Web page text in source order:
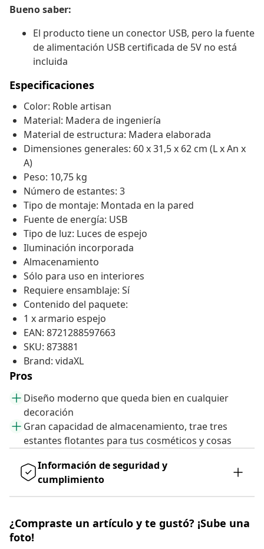
Bueno saber:
El producto tiene un conector USB, pero la fuente
de alimentación USB certificada de 5V no está
incluida
Especificaciones
Color: Roble artisan
Material: Madera de ingeniería
Material de estructura: Madera elaborada
Dimensiones generales: 60 x 31,5 x 62 cm (L x An x
A)
Peso: 10,75 kg
Número de estantes: 3
Tipo de montaje: Montada en la pared
Fuente de energía: USB
Tipo de luz: Luces de espejo
Iluminación incorporada
Almacenamiento
Sólo para uso en interiores
Requiere ensamblaje: Sí
Contenido del paquete:
1 x armario espejo
EAN: 8721288597663
SKU: 873881
Brand: vidaXL
Pros
Diseño moderno que queda bien en cualquier
decoración
Gran capacidad de almacenamiento, trae tres
estantes flotantes para tus cosméticos y cosas
Información de seguridad y
cumplimiento
¿Compraste un artículo y te gustó? ¡Sube una
foto!